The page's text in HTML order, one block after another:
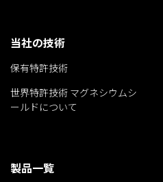
当社の技術
保有特許技術
世界特許技術 マグネシウムシ
ールドについて
製品一覧